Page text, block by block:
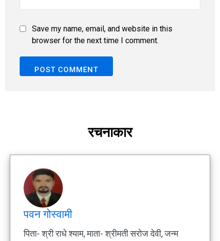
Save my name, email, and website in this
browser for the next time I comment.
रचनाकार
पवन गोस्वामी
पिता- श्री राधे श्याम, माता- श्रीमती सरोज देवी, जन्म